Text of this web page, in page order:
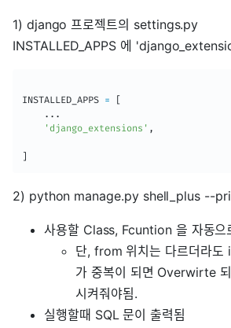
1) django 프로젝트의 settings.py
INSTALLED_APPS 에
INSTALLED_APPS =
. . .
'django_extensions' ,
2) python manage.py shell_plus --
사용할 Class, Fcuntion 을 자동
단, from 위치는 다르더라
가 중복이 되면 Overwirte
시켜줘야됨.
실행할때 SQL 문이 출력됨